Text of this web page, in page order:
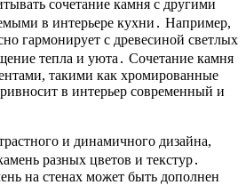
сочетание камня с другими
в интерьере кухни․ Например,
гармонирует с древесиной светлых
тепла и уюта․ Сочетание камня
такими как хромированные
в интерьер современный и
и динамичного дизайна,
разных цветов и текстур․
на стенах может быть дополнен